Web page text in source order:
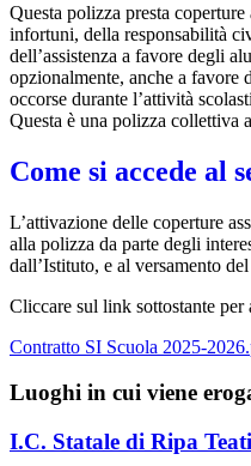
Questa polizza presta
infortuni, della responsabilità
dell’assistenza a favore degli
opzionalmente, anche a favore
occorse durante l’attività
Questa è una polizza collettiva
Come si accede al
L’attivazione delle coperture
alla polizza da parte degli
dall’Istituto, e al versamento
Cliccare sul link sottostante per
Contratto SI Scuola 2025-
Luoghi in cui viene
I.C. Statale di Ripa